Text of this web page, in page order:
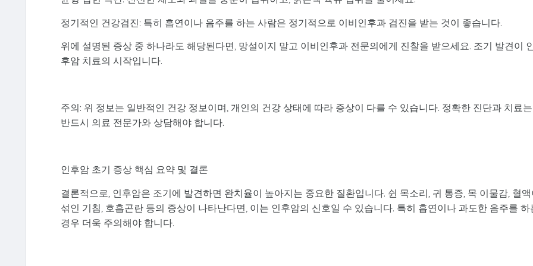
정기적인 건강검진: 특히 흡연이나 음주를 하는 사람은 정기적으로 이비인후과 검진을 받는 것이 좋습니다.
위에 설명된 증상 중 하나라도 해당된다면, 망설이지 말고 이비인후과 전문의에게 진찰을 받으세요. 조기 발견이
후암 치료의 시작입니다.
주의: 위 정보는 일반적인 건강 정보이며, 개인의 건강 상태에 따라 증상이 다를 수 있습니다. 정확한 진단과 치료는
반드시 의료 전문가와 상담해야 합니다.
인후암 초기 증상 핵심 요약 및 결론
결론적으로, 인후암은 조기에 발견하면 완치율이 높아지는 중요한 질환입니다. 쉰 목소리, 귀 통증, 목 이물감, 혈액
섞인 기침, 호흡곤란 등의 증상이 나타난다면, 이는 인후암의 신호일 수 있습니다. 특히 흡연이나 과도한 음주를 하
경우 더욱 주의해야 합니다.